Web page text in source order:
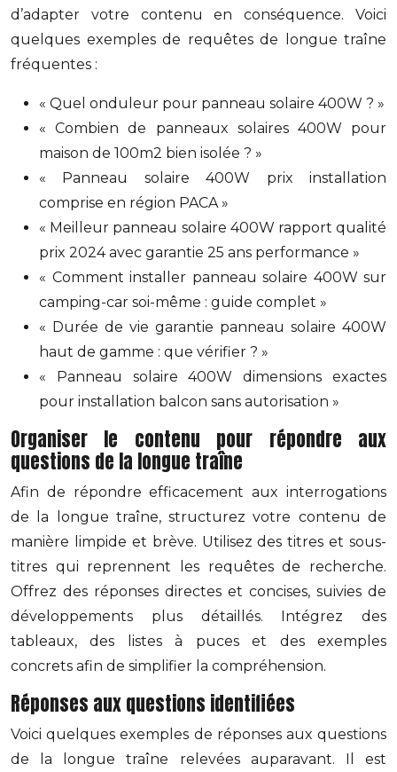
d’adapter votre contenu en conséquence. Voici
quelques exemples de requêtes de longue traîne
fréquentes :
« Quel onduleur pour panneau solaire 400W ? »
« Combien de panneaux solaires 400W pour
maison de 100m2 bien isolée ? »
« Panneau solaire 400W prix installation
comprise en région PACA »
« Meilleur panneau solaire 400W rapport qualité
prix 2024 avec garantie 25 ans performance »
« Comment installer panneau solaire 400W sur
camping-car soi-même : guide complet »
« Durée de vie garantie panneau solaire 400W
haut de gamme : que vérifier ? »
« Panneau solaire 400W dimensions exactes
pour installation balcon sans autorisation »
Organiser le contenu pour répondre aux
questions de la longue traîne
Afin de répondre efficacement aux interrogations
de la longue traîne, structurez votre contenu de
manière limpide et brève. Utilisez des titres et sous-
titres qui reprennent les requêtes de recherche.
Offrez des réponses directes et concises, suivies de
développements plus détaillés. Intégrez des
tableaux, des listes à puces et des exemples
concrets afin de simplifier la compréhension.
Réponses aux questions identifiées
Voici quelques exemples de réponses aux questions
de la longue traîne relevées auparavant. Il est